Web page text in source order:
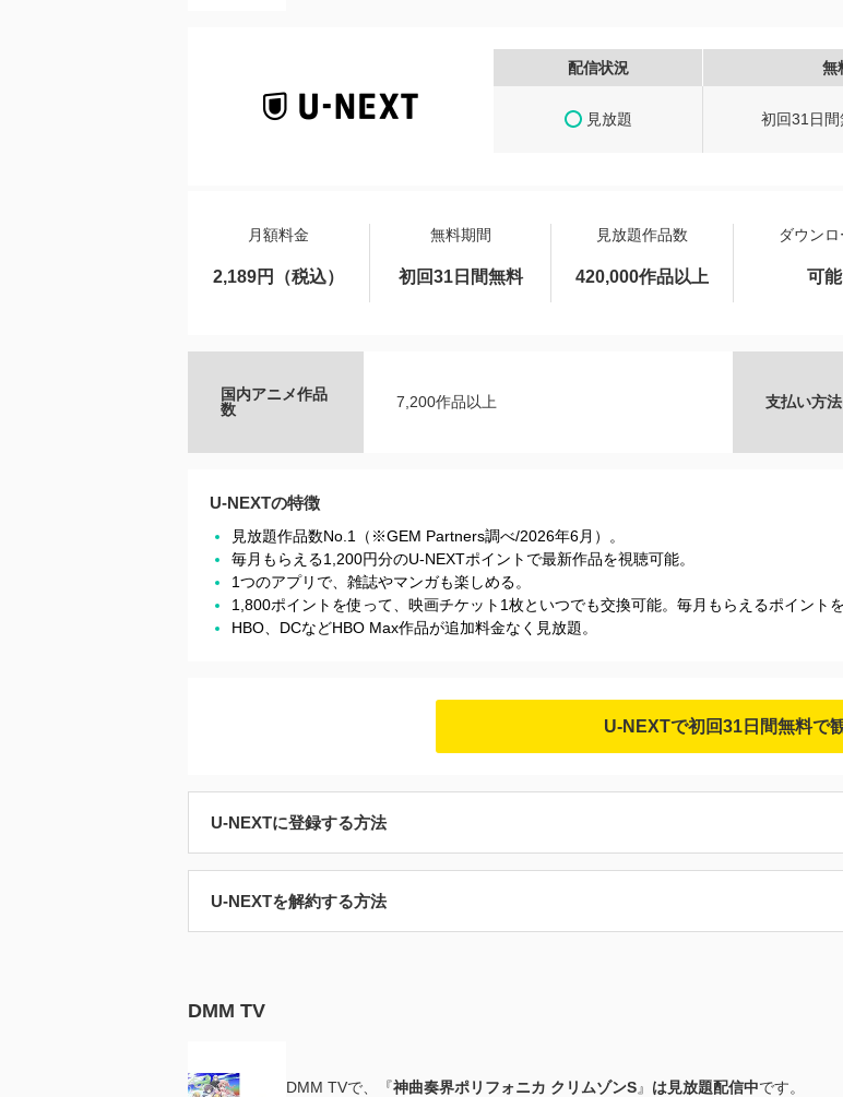
配信状況 無
見放題 初回31日間
月額料金 無料期間 見放題作品数 ダウンロ
2,189円（税込） 初回31日間無料 420,000作品以上 可能
国内アニメ作品
数
7,200作品以上 支払い方法
U-NEXTの特徴
見放題作品数No.1（※GEM Partners調べ/2026年6⽉）。
毎月もらえる1,200円分のU-NEXTポイントで最新作品を視聴可能。
1つのアプリで、雑誌やマンガも楽しめる。
1,800ポイントを使って、映画チケット1枚といつでも交換可能。毎月もらえるポイント
HBO、DCなどHBO Max作品が追加料金なく見放題。
U-NEXTで初回31日間無料で
U-NEXTに登録する方法
U-NEXTを解約する方法
DMM TV
DMM TVで、『神曲奏界ポリフォニカ クリムゾンS』 は見放題配信中です。